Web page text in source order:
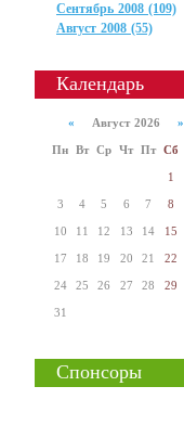
Сентябрь 2008 (109)
Август 2008 (55)
Календарь
« Август 2026 »
Пн Вт Ср Чт Пт Сб
1
3 4 5 6 7 8
10 11 12 13 14 15
17 18 19 20 21 22
24 25 26 27 28 29
31
Спонсоры